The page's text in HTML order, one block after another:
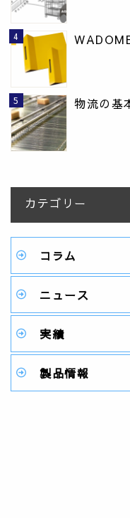
物流の基
カテゴリー
コラム
ニュース
実績
製品情報